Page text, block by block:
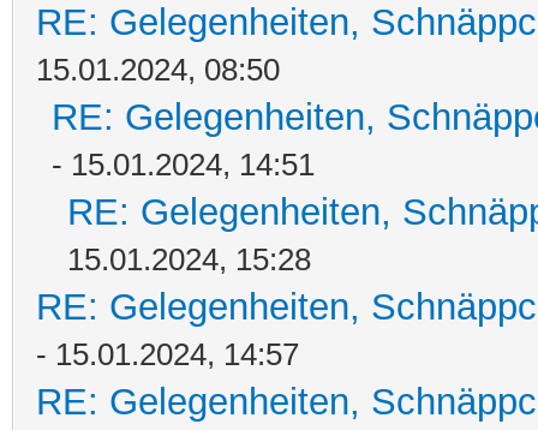
RE: Gelegenheiten,
15.01.2024, 08:50
RE: Gelegenheiten,
- 15.01.2024, 14:51
RE: Gelegenheiten,
15.01.2024, 15:28
RE: Gelegenheiten,
- 15.01.2024, 14:57
RE: Gelegenheiten,